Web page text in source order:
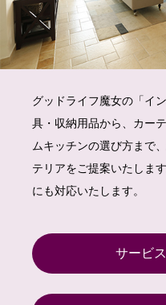
グッドライフ魔女の「イ
具・収納用品から、カー
ムキッチンの選び方まで
テリアをご提案いたしま
にも対応いたします。
サービ